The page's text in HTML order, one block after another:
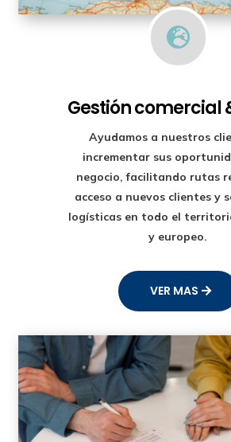

Gestión comercial
Ayudamos a nuestros
incrementar sus
negocio, facilitando rutas
acceso a nuevos clientes y
logísticas en todo el
y europeo.
VER MAS